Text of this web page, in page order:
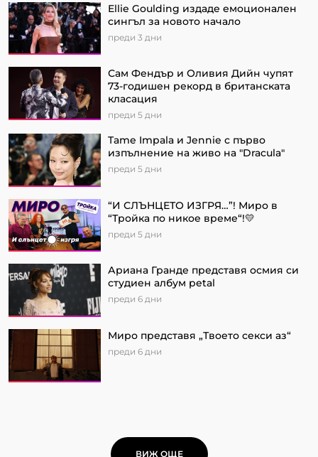
Ellie Goulding издаде емоционален
сингъл за новото начало
преди 3 дни
Сам Фендър и Оливия Дийн чупят
73-годишен рекорд в британската
класация
преди 5 дни
Tame Impala и Jennie с първо
изпълнение на живо на "Dracula"
преди 5 дни
“И СЛЪНЦЕТО ИЗГРЯ…”! Миро в
“Тройка по никое време“!💛
преди 5 дни
Ариана Гранде представя осмия си
студиен албум petal
преди 6 дни
Миро представя „Твоето секси аз“
преди 6 дни
ВИЖ ОЩЕ